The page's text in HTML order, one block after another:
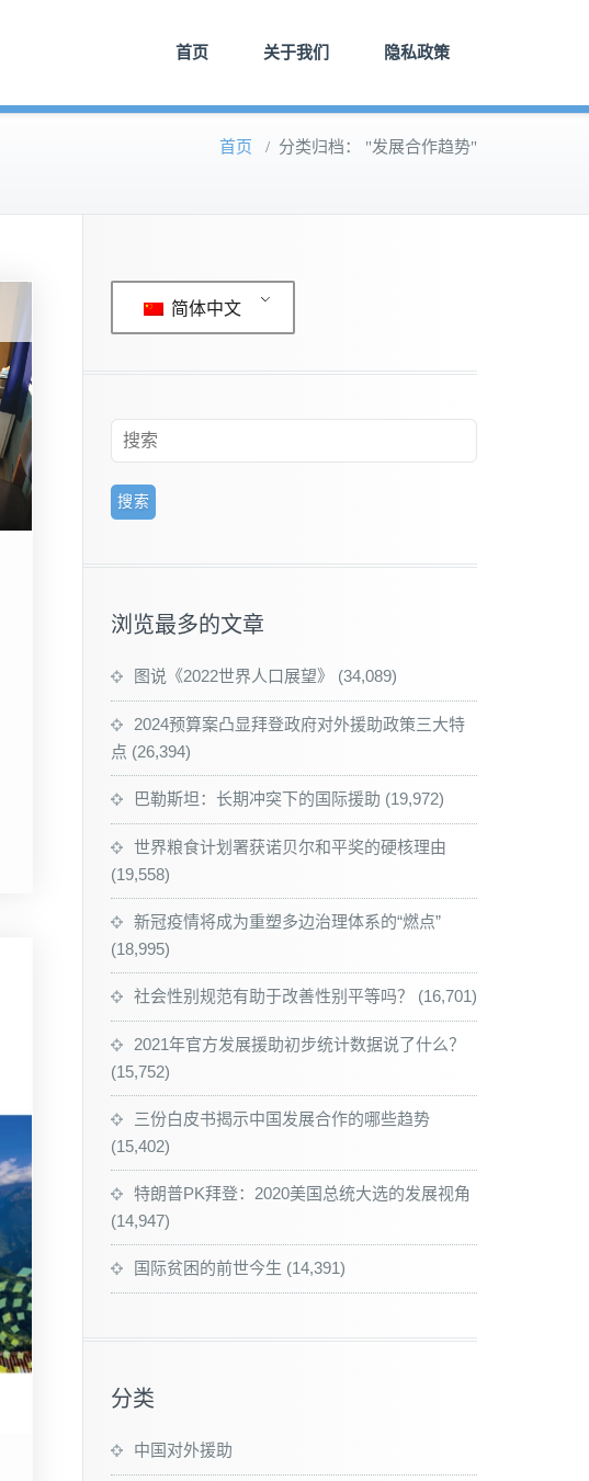
首页 关于我们 隐私政策
首页 / 分类归档： "发展合作趋势"
简体中文
浏览最多的文章
图说《2022世界人口展望》 (34,089)
2024预算案凸显拜登政府对外援助政策三大特
点 (26,394)
巴勒斯坦：长期冲突下的国际援助 (19,972)
世界粮食计划署获诺贝尔和平奖的硬核理由
(19,558)
新冠疫情将成为重塑多边治理体系的“燃点”
(18,995)
社会性别规范有助于改善性别平等吗？ (16,701)
2021年官方发展援助初步统计数据说了什么？
(15,752)
三份白皮书揭示中国发展合作的哪些趋势
(15,402)
特朗普PK拜登：2020美国总统大选的发展视角
(14,947)
国际贫困的前世今生 (14,391)
分类
中国对外援助